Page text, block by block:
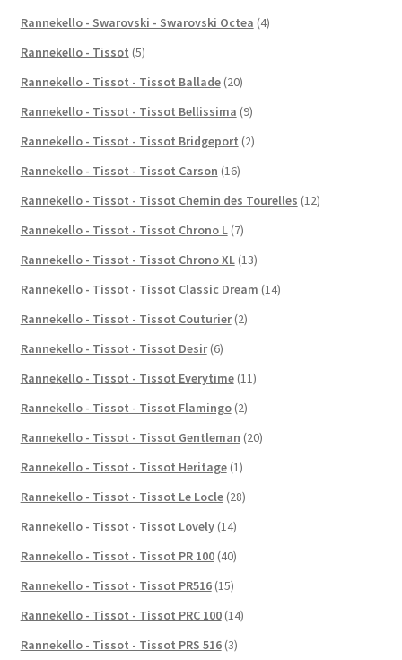
Rannekello - Swarovski - Swarovski Octea (4)
Rannekello - Tissot (5)
Rannekello - Tissot - Tissot Ballade (20)
Rannekello - Tissot - Tissot Bellissima (9)
Rannekello - Tissot - Tissot Bridgeport (2)
Rannekello - Tissot - Tissot Carson (16)
Rannekello - Tissot - Tissot Chemin des Tourelles (12)
Rannekello - Tissot - Tissot Chrono L (7)
Rannekello - Tissot - Tissot Chrono XL (13)
Rannekello - Tissot - Tissot Classic Dream (14)
Rannekello - Tissot - Tissot Couturier (2)
Rannekello - Tissot - Tissot Desir (6)
Rannekello - Tissot - Tissot Everytime (11)
Rannekello - Tissot - Tissot Flamingo (2)
Rannekello - Tissot - Tissot Gentleman (20)
Rannekello - Tissot - Tissot Heritage (1)
Rannekello - Tissot - Tissot Le Locle (28)
Rannekello - Tissot - Tissot Lovely (14)
Rannekello - Tissot - Tissot PR 100 (40)
Rannekello - Tissot - Tissot PR516 (15)
Rannekello - Tissot - Tissot PRC 100 (14)
Rannekello - Tissot - Tissot PRS 516 (3)